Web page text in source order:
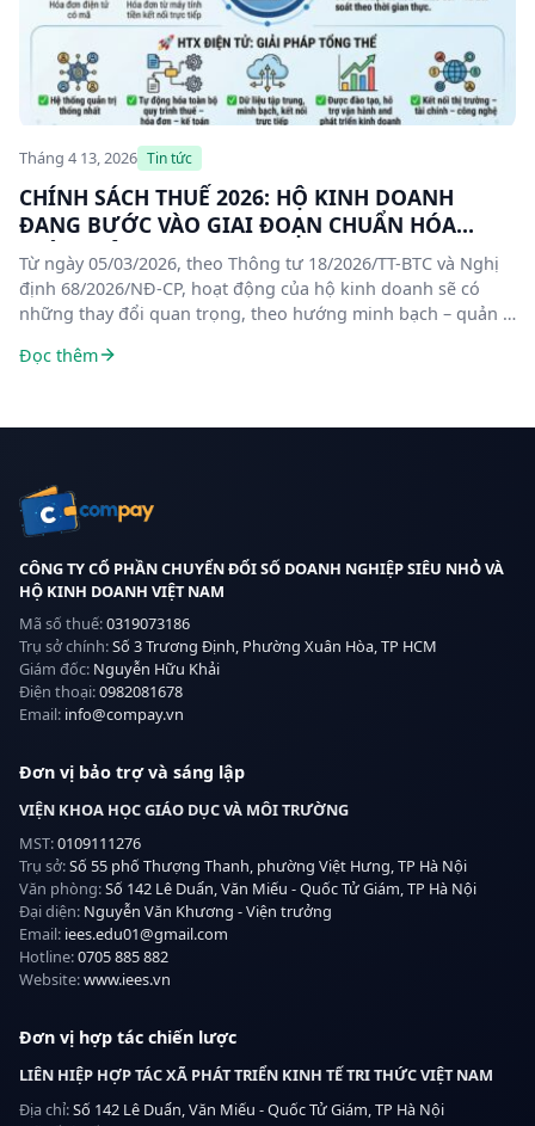
Tháng 4 13, 2026 Tin tức
CHÍNH SÁCH THUẾ 2026: HỘ KINH DOANH
ĐANG BƯỚC VÀO GIAI ĐOẠN CHUẨN HÓA
TOÀN DIỆN
Từ ngày 05/03/2026, theo Thông tư 18/2026/TT-BTC và Nghị
định 68/2026/NĐ-CP, hoạt động của hộ kinh doanh sẽ có
những thay đổi quan trọng, theo hướng minh bạch – quản lý
Đọc thêm
CÔNG TY CỔ PHẦN CHUYỂN ĐỔI SỐ DOANH NGHIỆP SIÊU NHỎ VÀ
HỘ KINH DOANH VIỆT NAM
Mã số thuế:0319073186
Trụ sở chính:Số 3 Trương Định, Phường Xuân Hòa, TP HCM
Giám đốc: Nguyễn Hữu Khải
Điện thoại:0982081678
Email: info@compay.vn
Đơn vị bảo trợ và sáng lập
VIỆN KHOA HỌC GIÁO DỤC VÀ MÔI TRƯỜNG
MST:0109111276
Trụ sở:Số 55 phố Thượng Thanh, phường Việt Hưng, TP Hà Nội
Văn phòng:Số 142 Lê Duẩn, Văn Miếu - Quốc Tử Giám, TP Hà Nội
Đại diện: Nguyễn Văn Khương - Viện trưởng
Email: iees.edu01@gmail.com
Hotline:0705 885 882
Website:www.iees.vn
Đơn vị hợp tác chiến lược
LIÊN HIỆP HỢP TÁC XÃ PHÁT TRIỂN KINH TẾ TRI THỨC VIỆT NAM
Địa chỉ:Số 142 Lê Duẩn, Văn Miếu - Quốc Tử Giám, TP Hà Nội